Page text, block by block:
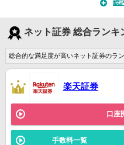
総
ネット証券 総合ランキ
総合的な満足度が高いネット証券のラ
楽天証券
口座
手数料一覧